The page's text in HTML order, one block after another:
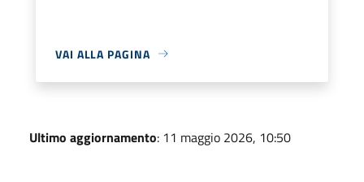
VAI ALLA PAGINA
Ultimo aggiornamento: 11 maggio 2026, 10:50